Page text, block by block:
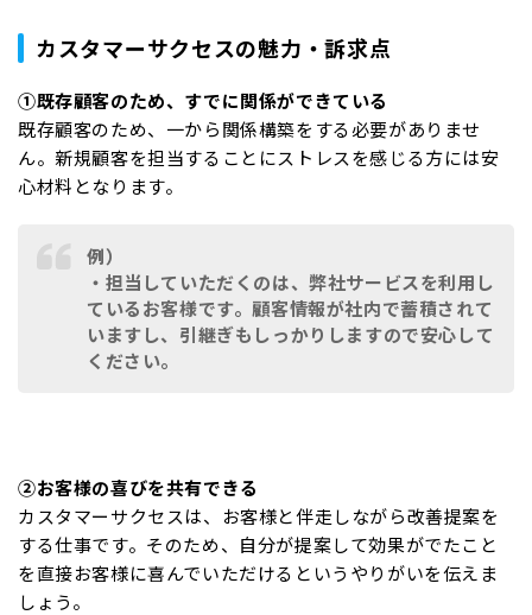
カスタマーサクセスの魅力・訴求点
①既存顧客のため、すでに関係ができている
既存顧客のため、一から関係構築をする必要がありませ
ん。新規顧客を担当することにストレスを感じる方には安
心材料となります。
例）
・担当していただくのは、弊社サービスを利用し
ているお客様です。顧客情報が社内で蓄積されて
いますし、引継ぎもしっかりしますので安心して
ください。
②お客様の喜びを共有できる
カスタマーサクセスは、お客様と伴走しながら改善提案を
する仕事です。そのため、自分が提案して効果がでたこと
を直接お客様に喜んでいただけるというやりがいを伝えま
しょう。